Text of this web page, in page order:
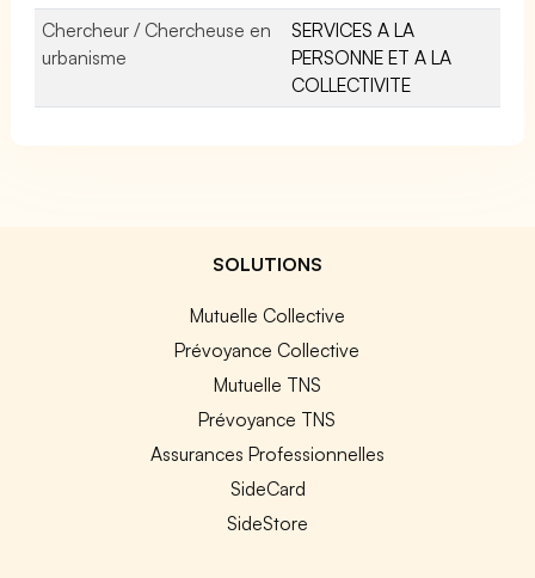
Chercheur / Chercheuse en
urbanisme
SERVICES A LA
PERSONNE ET A LA
COLLECTIVITE
SOLUTIONS
Mutuelle Collective
Prévoyance Collective
Mutuelle TNS
Prévoyance TNS
Assurances Professionnelles
SideCard
SideStore